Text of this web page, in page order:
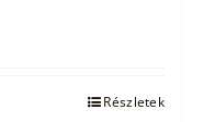
Részletek